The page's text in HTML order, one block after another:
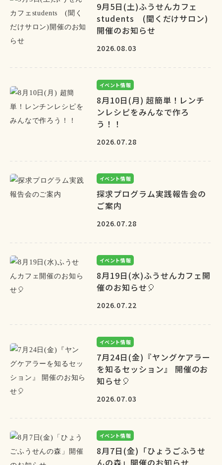
9月5日(土)ふうせんカフェ
students (聞くだけサロン)
開催のお知らせ
2026.08.03
イベント情報
8月10日(月) 超簡単！レンチ
ンレシピをみんなで作ろ
う！！
2026.07.28
イベント情報
探求プログラム実践報告会の
ご案内
2026.07.28
イベント情報
8月19日(水)ふうせんカフェ開
催のお知らせ🎈
2026.07.22
イベント情報
7月24日(金)『ヤングケアラー
を知るセッション』 開催のお
知らせ🎈
2026.07.03
イベント情報
8月7日(金)「ひょうごふうせ
んの森」開催のお知らせ